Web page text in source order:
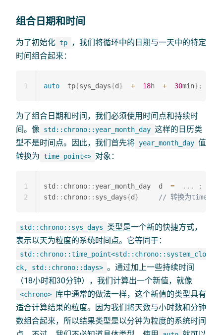
组合日期和时间
为了初始化 tp
，我们将循环中的日期与一天中的特定
时间组合起来：
auto
  tp
{sys_days{d} + 18h + 30min} ;
1
为了组合日期和时间，我们必须使用时间点和持续时
间。像
std::chrono::year_month_day 这样的日历类
型不是时间点。因此，我们首先将 year_month_day 值
转换为 time_point<> 对象：
std :: chrono:: year_month_day  d = . . .
;
std :: chrono:: sys_days{d} // 转换为
1
2
std::chrono::sys_days
类型是一个新的快捷方式，
表示以天为粒度的系统时间点。它等同于：
std::chrono::time_point<std::chrono::system_clo
ck, std::chrono::days> 。通过加上一些持续时间
（18小时和30分钟），我们计算出一个新值，就像
<chrono> 库中通常的做法一样，这个新值的类型具有
适合计算结果的粒度。因为我们将天数与小时数和分钟
数组合起来，所以结果类型是以分钟为粒度的系统时间